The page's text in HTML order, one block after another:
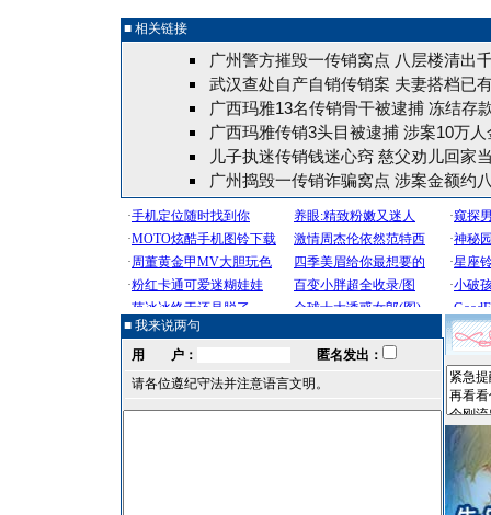
■ 相关链接
广州警方摧毁一传销窝点 八层楼清出
武汉查处自产自销传销案 夫妻搭档已
广西玛雅13名传销骨干被逮捕 冻结存
广西玛雅传销3头目被逮捕 涉案10万
儿子执迷传销钱迷心窍 慈父劝儿回家
广州捣毁一传销诈骗窝点 涉案金额约
■ 我来说两句
用 户：
匿名发出：
请各位遵纪守法并注意语言文明。